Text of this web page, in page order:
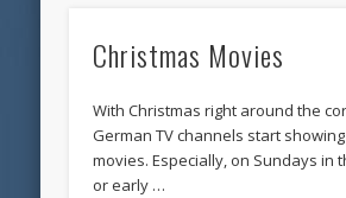
Christmas Movies
With Christmas right around the
German TV channels start
movies. Especially, on Sundays in
or early …